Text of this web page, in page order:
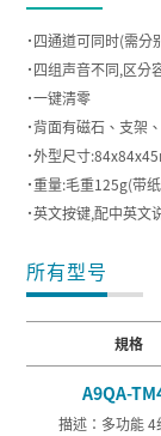
˙四通道可同时(需分
˙四组声音不同,区分
˙一键清零
˙背面有磁石、支架
˙外型尺寸
˙重量:毛重125g(带
˙英文按键,配中英文
所有型号
規格
A9QA-
描述：多功能 4